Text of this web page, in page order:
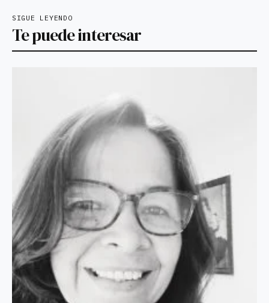
SIGUE LEYENDO
Te puede interesar